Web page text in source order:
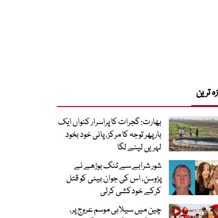
ترین
بھارت: گجرات کا پراسرار کنواں ایک
بار پھر توجہ کا مرکز، پانی خود بخود
لہریں لینے لگا
شور شرابے سے تنگ بوڑھے نے
پڑوسن، اس کی جوان بیٹی کو قتل
کرکے خودکشی کرلی
چین میں سیلابی موسم عروج پر،